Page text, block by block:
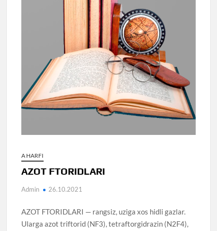
A HARFI
AZOT FTORIDLARI
Admin 26.10.2021
AZOT FTORIDLARI — rangsiz, uziga xos hidli gazlar.
Ularga azot triftorid (NF3), tetraftorgidrazin (N2F4),